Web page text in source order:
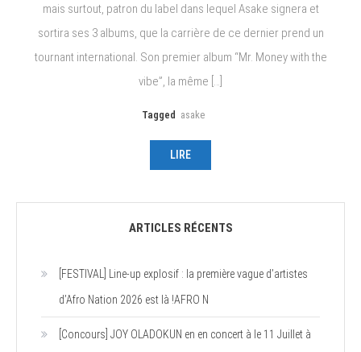
mais surtout, patron du label dans lequel Asake signera et
sortira ses 3 albums, que la carrière de ce dernier prend un
tournant international. Son premier album “Mr. Money with the
vibe”, la même […]
Tagged asake
LIRE
ARTICLES RÉCENTS
[FESTIVAL] Line-up explosif : la première vague d’artistes
d’Afro Nation 2026 est là !AFRO N
[Concours] JOY OLADOKUN en en concert à le 11 Juillet à